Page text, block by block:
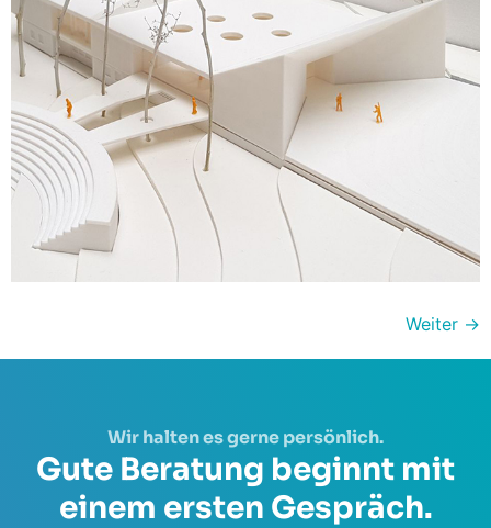
Weiter →
Wir halten es gerne persönlich.
Gute Beratung beginnt mit
einem ersten Gespräch.